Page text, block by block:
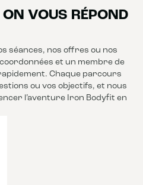
VOUS RÉPOND
séances, nos offres ou nos
et un membre de
Chaque parcours
ou vos objectifs, et nous
l’aventure Iron Bodyfit en